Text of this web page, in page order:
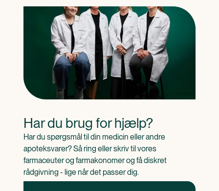
Har du brug for hjælp?
Har du spørgsmål til din medicin eller andre
apoteksvarer? Så ring eller skriv til vores
farmaceuter og farmakonomer og få diskret
rådgivning - lige når det passer dig.